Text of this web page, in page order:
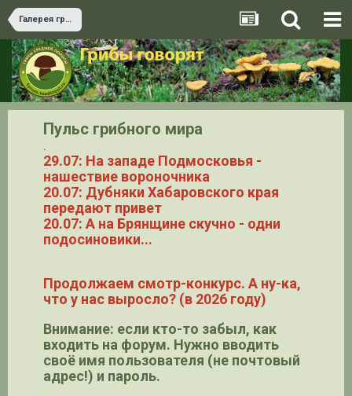
Галерея грибов
Пульс грибного мира
.
29.07: На западе Подмосковья -
нашествие вороночника
20.07: Дубняки Хабаровского края
передают привет
20.07: А на Брянщине скучно - одни
подосиновики...
Продолжаем смотр-конкурс. А ну-ка,
что у нас выросло? (в 2026 году)
Внимание: если кто-то забыл, как
входить на форум. Нужно вводить
своё имя пользователя (не почтовый
адрес!) и пароль.